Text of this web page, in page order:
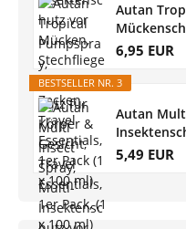
Autan
6,95 EUR
BESTSELLER NR. 3
Autan
5,49 EUR